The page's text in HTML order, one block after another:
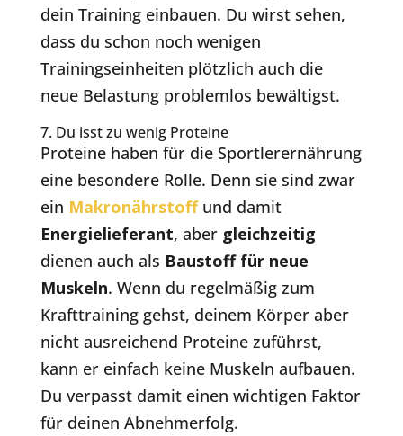
dein Training einbauen. Du wirst sehen,
dass du schon noch wenigen
Trainingseinheiten plötzlich auch die
neue Belastung problemlos bewältigst.
7. Du isst zu wenig Proteine
Proteine haben für die Sportlerernährung
eine besondere Rolle. Denn sie sind zwar
ein Makronährstoffund damit
Energielieferant, aber gleichzeitig
dienen auch als Baustoff für neue
Muskeln. Wenn du regelmäßig zum
Krafttraining gehst, deinem Körper aber
nicht ausreichend Proteine zuführst,
kann er einfach keine Muskeln aufbauen.
Du verpasst damit einen wichtigen Faktor
für deinen Abnehmerfolg.